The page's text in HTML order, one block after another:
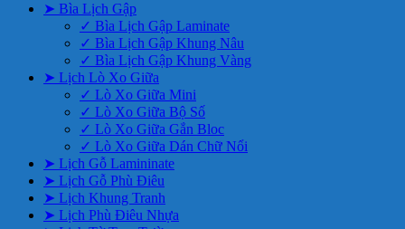
➤ Bìa Lịch Gập
✓ Bìa Lịch Gập Laminate
✓ Bìa Lịch Gập Khung Nâu
✓ Bìa Lịch Gập Khung Vàng
➤ Lịch Lò Xo Giữa
✓ Lò Xo Giữa Mini
✓ Lò Xo Giữa Bộ Số
✓ Lò Xo Giữa Gắn Bloc
✓ Lò Xo Giữa Dán Chữ Nổi
➤ Lịch Gỗ Lamininate
➤ Lịch Gỗ Phù Điêu
➤ Lịch Khung Tranh
➤ Lịch Phù Điêu Nhựa